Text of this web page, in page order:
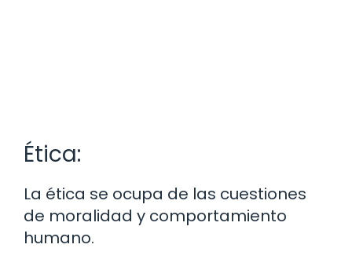
Ética:
La ética se ocupa de las cuestiones
de moralidad y comportamiento
humano.